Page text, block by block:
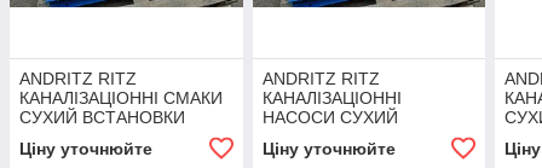
ANDRITZ RITZ
КАНАЛІЗАЦІОННІ СМАКИ
СУХИЙ ВСТАНОВКИ
Ціну уточнюйте
ANDRITZ RITZ
КАНАЛІЗАЦІОННІ
НАСОСИ СУХИЙ
ВСТАНОВКИ СЕРІЇ SD 80-
210.Z/HZ+30/2
Ціну уточнюйте